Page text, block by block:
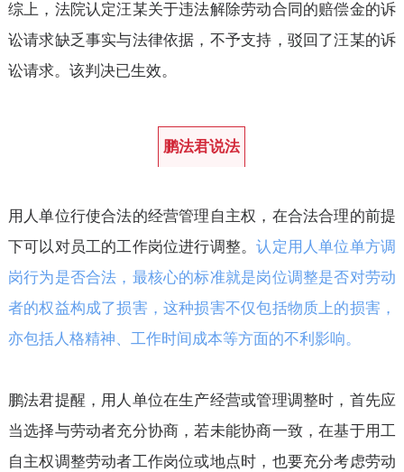
综上，法院认定汪某关于违法解除劳动合同的赔偿金的诉
讼请求缺乏事实与法律依据，不予支持，驳回了汪某的诉
讼请求。该判决已生效。
鹏法君说法
用人单位行使合法的经营管理自主权，在合法合理的前提
下可以对员工的工作岗位进行调整。认定用人单位单方调
岗行为是否合法，最核心的标准就是岗位调整是否对劳动
者的权益构成了损害，这种损害不仅包括物质上的损害，
亦包括人格精神、工作时间成本等方面的不利影响。
鹏法君提醒，用人单位在生产经营或管理调整时，首先应
当选择与劳动者充分协商，若未能协商一致，在基于用工
自主权调整劳动者工作岗位或地点时，也要充分考虑劳动